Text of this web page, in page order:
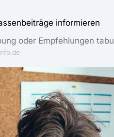
informieren
oder Empfehlungen tabu